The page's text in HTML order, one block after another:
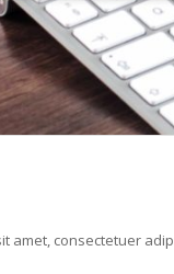
amet, consectetuer